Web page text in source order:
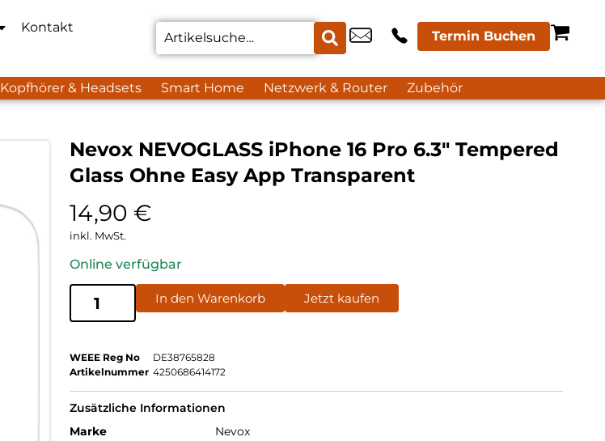
Kontakt
Termin Buchen
Kopfhörer & Headsets Smart Home Netzwerk & Router Zubehör
Nevox NEVOGLASS iPhone 16 Pro 6.3″ Tempered
Glass Ohne Easy App Transparent
14,90 €
inkl. MwSt.
Online verfügbar
In den Warenkorb Jetzt kaufen
WEEE Reg No
DE38765828
Artikelnummer 4250686414172
Zusätzliche Informationen
Marke
Nevox